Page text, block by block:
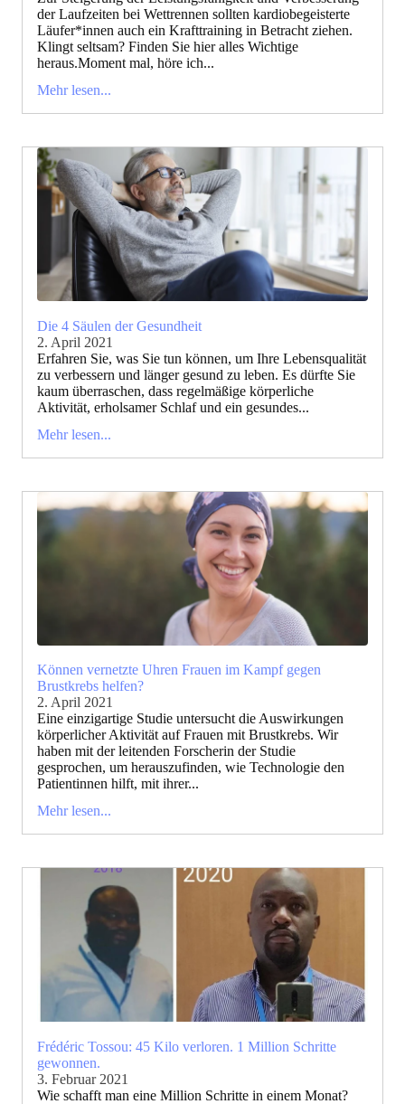
der Laufzeiten bei Wettrennen sollten kardiobegeisterte
Läufer*innen auch ein Krafttraining in Betracht ziehen.
Klingt seltsam? Finden Sie hier alles Wichtige
heraus.Moment mal, höre ich...
Mehr lesen...
Die 4 Säulen der Gesundheit
2. April 2021
Erfahren Sie, was Sie tun können, um Ihre Lebensqualität
zu verbessern und länger gesund zu leben. Es dürfte Sie
kaum überraschen, dass regelmäßige körperliche
Aktivität, erholsamer Schlaf und ein gesundes...
Mehr lesen...
Können vernetzte Uhren Frauen im Kampf gegen
Brustkrebs helfen?
2. April 2021
Eine einzigartige Studie untersucht die Auswirkungen
körperlicher Aktivität auf Frauen mit Brustkrebs. Wir
haben mit der leitenden Forscherin der Studie
gesprochen, um herauszufinden, wie Technologie den
Patientinnen hilft, mit ihrer...
Mehr lesen...
Frédéric Tossou: 45 Kilo verloren. 1 Million Schritte
gewonnen.
3. Februar 2021
Wie schafft man eine Million Schritte in einem Monat?